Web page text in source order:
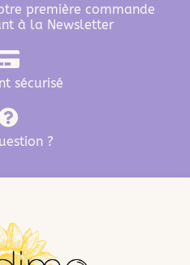
première commande
à la Newsletter
sécurisé
?